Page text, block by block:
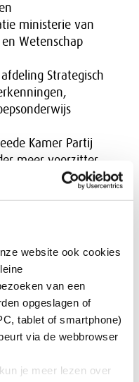
website ook cookies
van een
opgeslagen of
tablet of smartphone)
via de webbrowser
je meer lezen over
ministerie van
Wetenschap
Strategisch
Kamer Partij
meer voorzitter
Economische
Innovatie, en
en kroonlid
Raad
100: meest